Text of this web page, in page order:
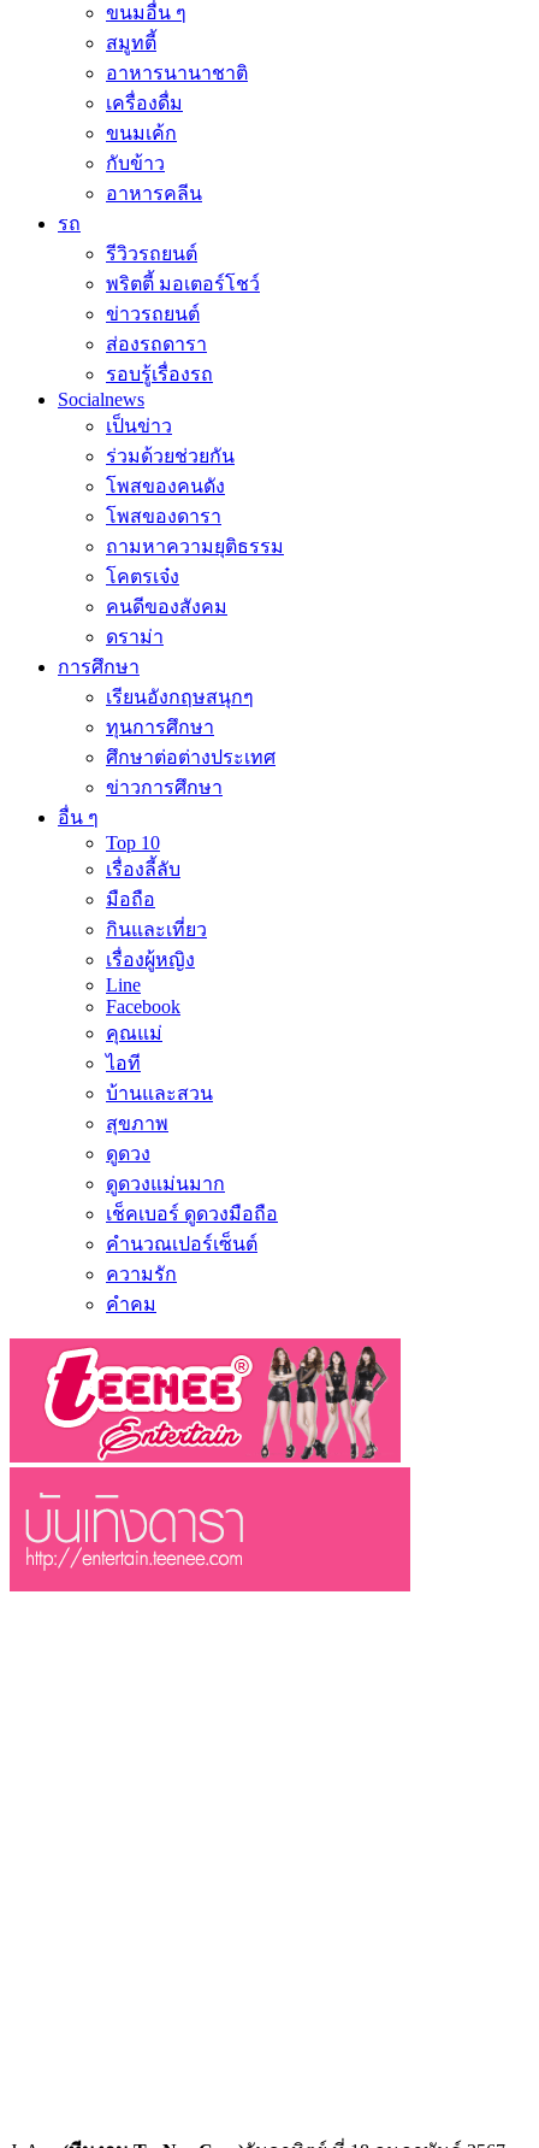
ขนมอื่น ๆ
สมูทตี้
อาหารนานาชาติ
เครื่องดื่ม
ขนมเค้ก
กับข้าว
อาหารคลีน
รถ
รีวิวรถยนต์
พริตตี้ มอเตอร์โชว์
ข่าวรถยนต์
ส่องรถดารา
รอบรู้เรื่องรถ
Socialnews
เป็นข่าว
ร่วมด้วยช่วยกัน
โพสของคนดัง
โพสของดารา
ถามหาความยุติธรรม
โคตรเจ๋ง
คนดีของสังคม
ดราม่า
การศึกษา
เรียนอังกฤษสนุกๆ
ทุนการศึกษา
ศึกษาต่อต่างประเทศ
ข่าวการศึกษา
อื่น ๆ
Top 10
เรื่องลี้ลับ
มือถือ
กินและเที่ยว
เรื่องผู้หญิง
Line
Facebook
คุณแม่
ไอที
บ้านและสวน
สุขภาพ
ดูดวง
ดูดวงแม่นมาก
เช็คเบอร์ ดูดวงมือถือ
คำนวณเปอร์เซ็นต์
ความรัก
คำคม